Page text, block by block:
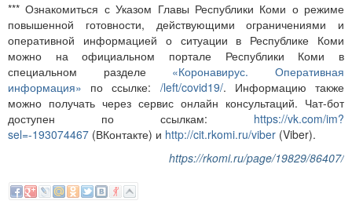
*** Ознакомиться с Указом Главы Республики Коми о режиме
повышенной готовности, действующими ограничениями и
оперативной информацией о ситуации в Республике Коми
можно на официальном портале Республики Коми в
специальном разделе «Коронавирус. Оперативная
информация» по ссылке: /left/covid19/. Информацию также
можно получать через сервис онлайн консультаций. Чат-бот
доступен по ссылкам: https://vk.com/im?
sel=-193074467 (ВКонтакте) и http://cit.rkomi.ru/viber (Viber).
https://rkomi.ru/page/19829/86407/